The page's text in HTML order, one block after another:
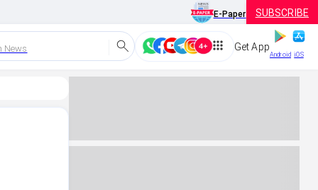
E-Paper SUBSCRIBE
News Get App
Android iOS